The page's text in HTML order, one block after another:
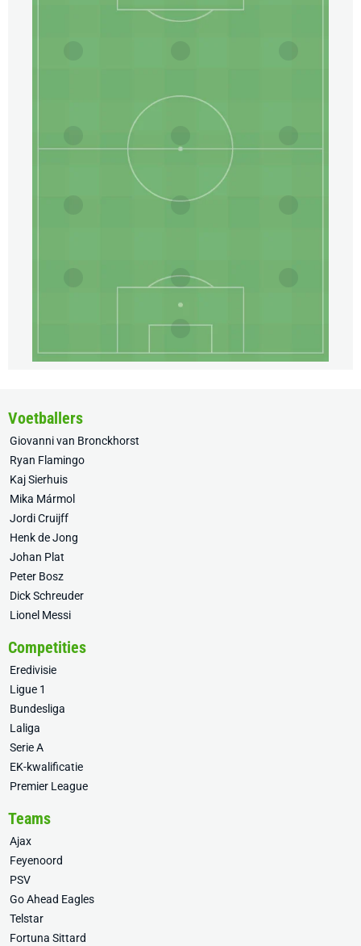
Voetballers
Giovanni van Bronckhorst
Ryan Flamingo
Kaj Sierhuis
Mika Mármol
Jordi Cruijff
Henk de Jong
Johan Plat
Peter Bosz
Dick Schreuder
Lionel Messi
Competities
Eredivisie
Ligue 1
Bundesliga
Laliga
Serie A
EK-kwalificatie
Premier League
Teams
Ajax
Feyenoord
PSV
Go Ahead Eagles
Telstar
Fortuna Sittard